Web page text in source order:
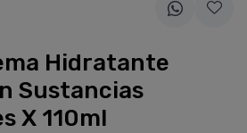
Hidratante
Sustancias
X 110ml